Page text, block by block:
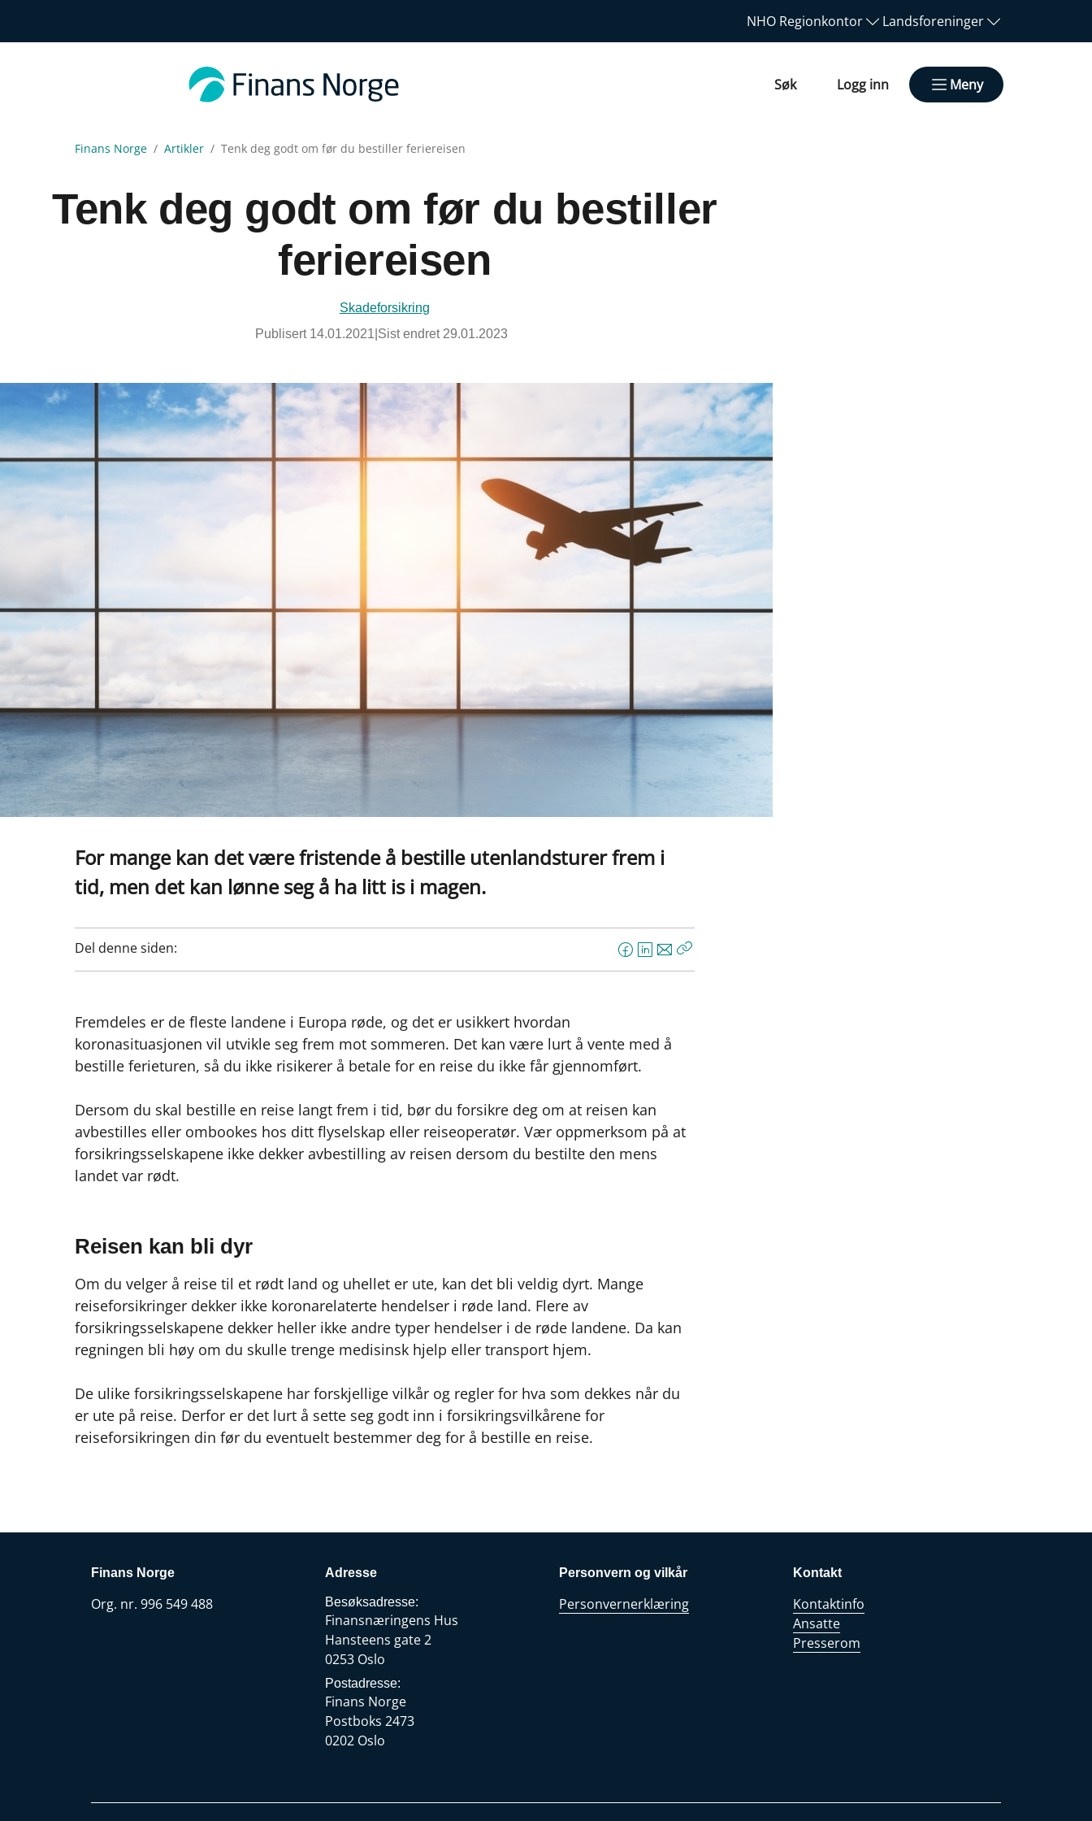
NHO Regionkontor Landsforeninger
Søk Logg inn Meny
Finans Norge Artikler Tenk deg godt om før du bestiller feriereisen
Tenk deg godt om før du bestiller
feriereisen
Skadeforsikring
Publisert 14.01.2021 Sist endret 29.01.2023
For mange kan det være fristende å bestille utenlandsturer frem i
tid, men det kan lønne seg å ha litt is i magen.
Del denne siden:
F
a
o
o
L
i
d
I
E
-
s
t
Kopier
Fremdeles er de fleste landene i Europa røde, og det er usikkert hvordan
koronasituasjonen vil utvikle seg frem mot sommeren. Det kan være lurt å vente med å
bestille ferieturen, så du ikke risikerer å betale for en reise du ikke får gjennomført.
Dersom du skal bestille en reise langt frem i tid, bør du forsikre deg om at reisen kan
avbestilles eller ombookes hos ditt flyselskap eller reiseoperatør. Vær oppmerksom på at
forsikringsselskapene ikke dekker avbestilling av reisen dersom du bestilte den mens
landet var rødt.
Reisen kan bli dyr
Om du velger å reise til et rødt land og uhellet er ute, kan det bli veldig dyrt. Mange
reiseforsikringer dekker ikke koronarelaterte hendelser i røde land. Flere av
forsikringsselskapene dekker heller ikke andre typer hendelser i de røde landene. Da kan
regningen bli høy om du skulle trenge medisinsk hjelp eller transport hjem.
De ulike forsikringsselskapene har forskjellige vilkår og regler for hva som dekkes når du
er ute på reise. Derfor er det lurt å sette seg godt inn i forsikringsvilkårene for
reiseforsikringen din før du eventuelt bestemmer deg for å bestille en reise.
Finans Norge
Org. nr. 996 549 488
Adresse
Besøksadresse:
Finansnæringens Hus
Hansteens gate 2
0253 Oslo
Postadresse:
Finans Norge
Postboks 2473
0202 Oslo
Personvern og vilkår
Personvernerklæring
Kontakt
Kontaktinfo
Ansatte
Presserom